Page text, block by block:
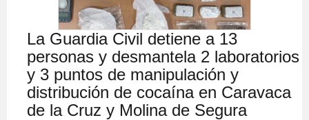
La Guardia Civil detiene a 13
personas y desmantela 2 laboratorios
y 3 puntos de manipulación y
distribución de cocaína en Caravaca
de la Cruz y Molina de Segura